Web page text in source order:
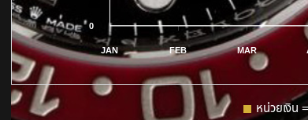
JAN FEB MAR
0
หน่วยเงิน